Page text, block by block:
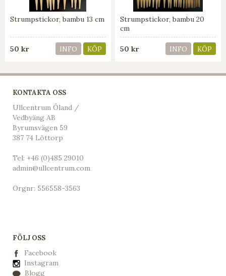
Strumpstickor, bambu 13 cm
50 kr INFO KÖP
Strumpstickor, bambu 20
cm
50 kr INFO KÖP
KONTAKTA OSS
Ullcentrum Öland /
Vedbyäng AB
Byrumsvägen 59
387 74 Löttorp
Tel: +46 (0)485 29010
admin@ullcentrum.com
Orgnr: 556558-3563
FÖLJ OSS
Facebook
Instagram
Blogg